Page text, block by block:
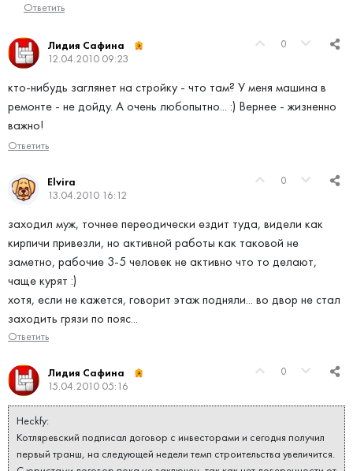
Ответить
0
Лидия Сафина
12.04.2010 09:23
кто-нибудь заглянет на стройку - что там? У меня машина в
ремонте - не дойду. А очень любопытно... :) Вернее - жизненно
важно!
Ответить
0
Elvira
13.04.2010 16:12
заходил муж, точнее переодически ездит туда, видели как
кирпичи привезли, но активной работы как таковой не
заметно, рабочие 3-5 человек не активно что то делают,
чаще курят :)
хотя, если не кажется, говорит этаж подняли... во двор не стал
заходить грязи по пояс...
Ответить
0
Лидия Сафина
15.04.2010 05:16
Heckfy:
Котляревский подписал договор с инвесторами и сегодня получил
первый транш, на следующей недели темп строительства увеличится.